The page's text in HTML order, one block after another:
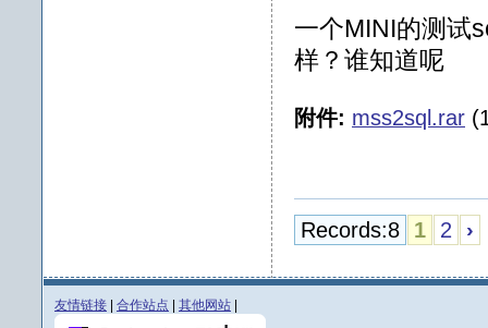
一个MINI的测试
样？谁知道呢
附件: mss2sql.rar
Records:8 1 2 ›
友情链接 合作站点 其他网站